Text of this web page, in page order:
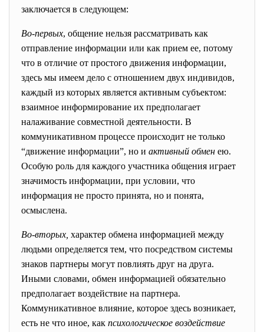
заключается в следующем:
Во-первых, общение нельзя рассматривать как
отправление информации или как прием ее, потому
что в отличие от простого движения информации,
здесь мы имеем дело с отношением двух индивидов,
каждый из которых является активным субъектом:
взаимное информирование их предполагает
налаживание совместной деятельности. В
коммуникативном процессе происходит не только
“движение информации”, но и активный обмен ею.
Особую роль для каждого участника общения играет
значимость информации, при условии, что
информация не просто принята, но и понята,
осмыслена.
Во-вторых, характер обмена информацией между
людьми определяется тем, что посредством системы
знаков партнеры могут повлиять друг на друга.
Иными словами, обмен информацией обязательно
предполагает воздействие на партнера.
Коммуникативное влияние, которое здесь возникает,
есть не что иное, как психологическое воздействие